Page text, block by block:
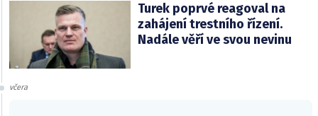
Turek poprvé reagoval na
zahájení trestního řízení.
Nadále věří ve svou nevinu
včera